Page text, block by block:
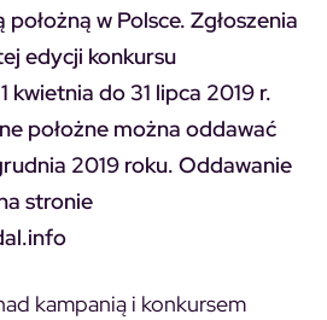
w Polsce. Zgłoszenia
edycji konkursu
kwietnia do 31 lipca 2019 r.
położne można oddawać
2019 roku. Oddawanie
stronie
kampanią i konkursem